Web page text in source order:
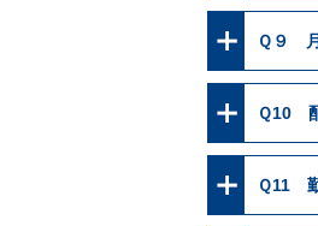
Ｑ９
Ｑ10
Ｑ11